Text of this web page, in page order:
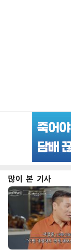
많이 본 기사